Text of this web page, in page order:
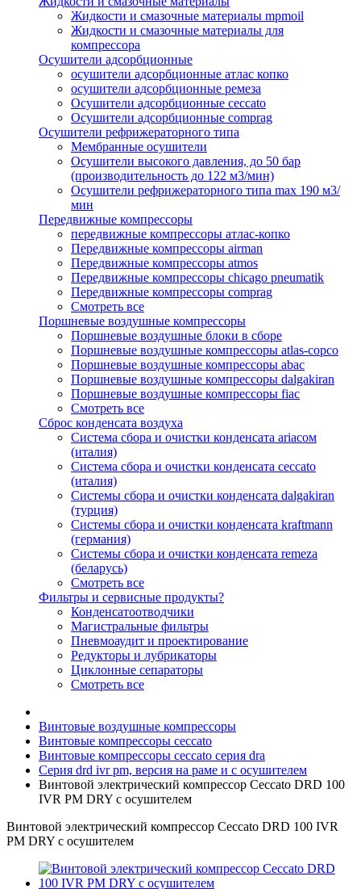
Жидкости и смазочные материалы mpmoil
Жидкости и смазочные материалы для
компрессора
Осушители адсорбционные
осушители адсорбционные атлас копко
осушители адсорбционные ремеза
Осушители адсорбционные ceccato
Осушители адсорбционные comprag
Осушители рефрижераторного типа
Мембранные осушители
Осушители высокого давления, до 50 бар
(производительность до 122 м3/мин)
Осушители рефрижераторного типа max 190 м3/
мин
Передвижные компрессоры
передвижные компрессоры атлас-копко
Передвижные компрессоры airman
Передвижные компрессоры atmos
Передвижные компрессоры chicago pneumatik
Передвижные компрессоры comprag
Смотреть все
Поршневые воздушные компрессоры
Поршневые воздушные блоки в сборе
Поршневые воздушные компрессоры atlas-copco
Поршневые воздушные компрессоры abac
Поршневые воздушные компрессоры dalgakiran
Поршневые воздушные компрессоры fiac
Смотреть все
Сброс конденсата воздуха
Система сбора и очистки конденсата ariacом
(италия)
Система сбора и очистки конденсата ceccato
(италия)
Системы сбора и очистки конденсата dalgakiran
(турция)
Системы сбора и очистки конденсата kraftmann
(германия)
Системы сбора и очистки конденсата remeza
(беларусь)
Смотреть все
Фильтры и сервисные продукты?
Конденсатоотводчики
Магистральные фильтры
Пневмоаудит и проектирование
Редукторы и лубрикаторы
Циклонные сепараторы
Смотреть все
Винтовые воздушные компрессоры
Винтовые компрессоры ceccato
Винтовые компрессоры ceccato серия dra
Серия drd ivr pm, версия на раме и с осушителем
Винтовой электрический компрессор Ceccato DRD 100
IVR PM DRY с осушителем
Винтовой электрический компрессор Ceccato DRD 100 IVR
PM DRY с осушителем